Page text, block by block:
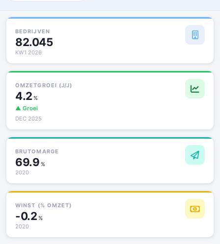
BEDRIJVEN
82.045
KW1 2026
OMZETGROEI (J/J)
4.2 %
▲ Groei
DEC 2025
BRUTOMARGE
69.9 %
2020
WINST (% OMZET)
-0.2 %
2020